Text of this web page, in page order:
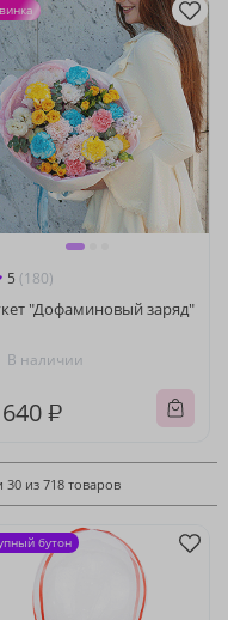
5 (180)
"Дофаминовый заряд"
В наличии
₽
из 718 товаров
бутон